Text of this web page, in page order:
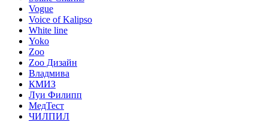
Vogue
Voice of Kalipso
White line
Yoko
Zoo
Zoo Дизайн
Владмива
КМИЗ
Луи Филипп
МедТест
ЧИЛПИЛ